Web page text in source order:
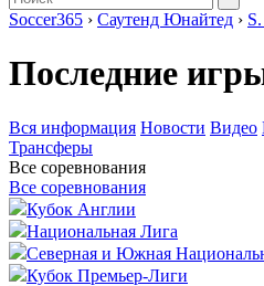
Soccer365 › Саутенд Юнайтед ›
Последние
Вся информация Новости Видео
Трансферы
Все соревнования
Все соревнования
Кубок Англии
Национальная Лига
Северная и Южная
Кубок Премьер-Лиги